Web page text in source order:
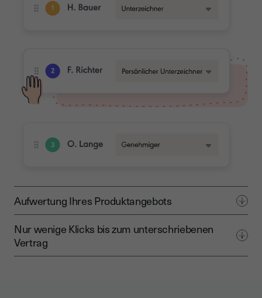
Aufwertung Ihres Produktangebots
Nur wenige Klicks bis zum unterschriebenen
Vertrag